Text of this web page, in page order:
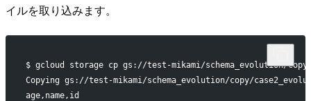
イルを取り込みます。
$ gcloud storage cp gs://test-mikami/schema_evolution/
Copying gs://test-mikami/schema_evolution/copy/
age,name,id